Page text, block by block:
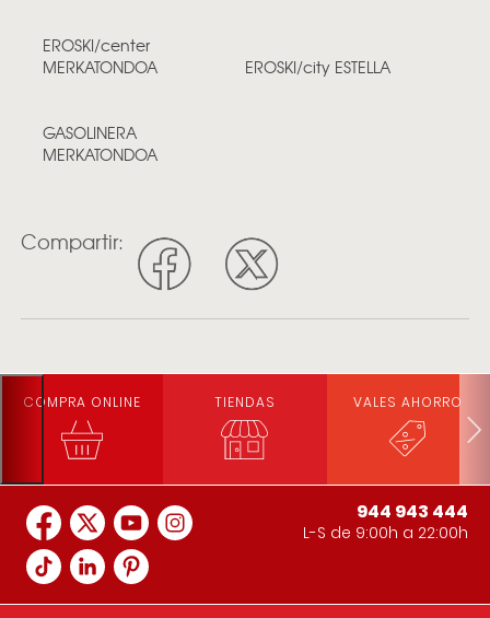
EROSKI/center
MERKATONDOA
EROSKI/city ESTELLA
GASOLINERA
MERKATONDOA
Compartir:
COMPRA ONLINE TIENDAS VALES AHORRO
944 943 444
L-S de 9:00h a 22:00h